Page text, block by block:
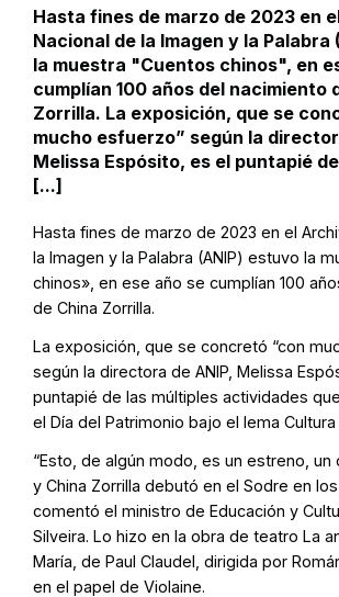
Hasta fines de marzo de 2023 en
Nacional de la Imagen y la Palabra
la muestra "Cuentos chinos", en
cumplían 100 años del nacimiento
Zorrilla. La exposición, que se
mucho esfuerzo” según la
Melissa Espósito, es el puntapié
[...]
Hasta fines de marzo de 2023 en el
la Imagen y la Palabra (ANIP) estuvo la
chinos», en ese año se cumplían 100
de China Zorrilla.
La exposición, que se concretó “con
según la directora de ANIP, Melissa
puntapié de las múltiples actividades
el Día del Patrimonio bajo el lema
“Esto, de algún modo, es un estreno, un
y China Zorrilla debutó en el Sodre en los
comentó el ministro de Educación y
Silveira. Lo hizo en la obra de teatro La
María, de Paul Claudel, dirigida por
en el papel de Violaine.